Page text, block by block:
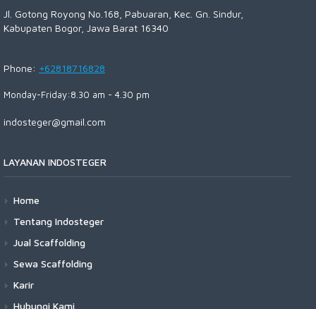
Jl. Gotong Royong No.168, Pabuaran, Kec. Gn. Sindur,
Kabupaten Bogor, Jawa Barat 16340
Phone: +62818716828
Monday-Friday:8.30 am - 4.30 pm
indosteger@gmail.com
LAYANAN INDOSTEGER
Home
Tentang Indosteger
Jual Scaffolding
Sewa Scaffolding
Karir
Hubungi Kami